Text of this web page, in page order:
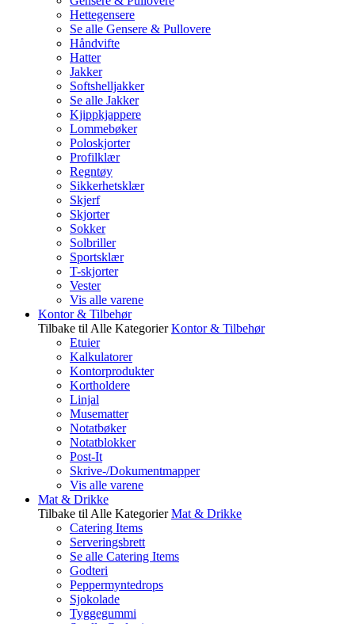
Hettegensere
Se alle Gensere & Pullovere
Håndvifte
Hatter
Jakker
Softshelljakker
Se alle Jakker
Kjippkjappere
Lommebøker
Poloskjorter
Profilklær
Regntøy
Sikkerhetsklær
Skjerf
Skjorter
Sokker
Solbriller
Sportsklær
T-skjorter
Vester
Vis alle varene
Kontor & Tilbehør
Tilbake til Alle Kategorier Kontor & Tilbehør
Etuier
Kalkulatorer
Kontorprodukter
Kortholdere
Linjal
Musematter
Notatbøker
Notatblokker
Post-It
Skrive-/Dokumentmapper
Vis alle varene
Mat & Drikke
Tilbake til Alle Kategorier Mat & Drikke
Catering Items
Serveringsbrett
Se alle Catering Items
Godteri
Peppermyntedrops
Sjokolade
Tyggegummi